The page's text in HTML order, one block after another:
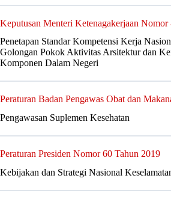
Keputusan Menteri Ketenagakerjaan Nomor
Penetapan Standar Kompetensi Kerja
Golongan Pokok Aktivitas Arsitektur dan
Komponen Dalam Negeri
Peraturan Badan Pengawas Obat dan
Pengawasan Suplemen Kesehatan
Peraturan Presiden Nomor 60 Tahun 2019
Kebijakan dan Strategi Nasional